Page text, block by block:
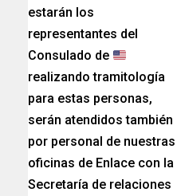
estarán los
representantes del
Consulado de
realizando tramitología
para estas personas,
serán atendidos también
por personal de nuestras
oficinas de Enlace con la
Secretaría de relaciones